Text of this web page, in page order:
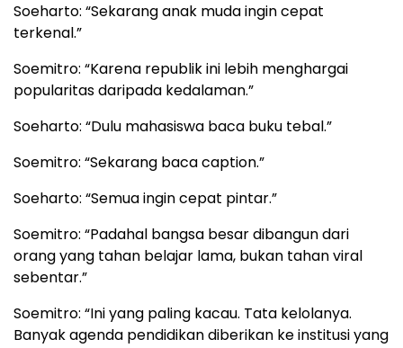
Soeharto: “Sekarang anak muda ingin cepat
terkenal.”
Soemitro: “Karena republik ini lebih menghargai
popularitas daripada kedalaman.”
Soeharto: “Dulu mahasiswa baca buku tebal.”
Soemitro: “Sekarang baca caption.”
Soeharto: “Semua ingin cepat pintar.”
Soemitro: “Padahal bangsa besar dibangun dari
orang yang tahan belajar lama, bukan tahan viral
sebentar.”
Soemitro: “Ini yang paling kacau. Tata kelolanya.
Banyak agenda pendidikan diberikan ke institusi yang